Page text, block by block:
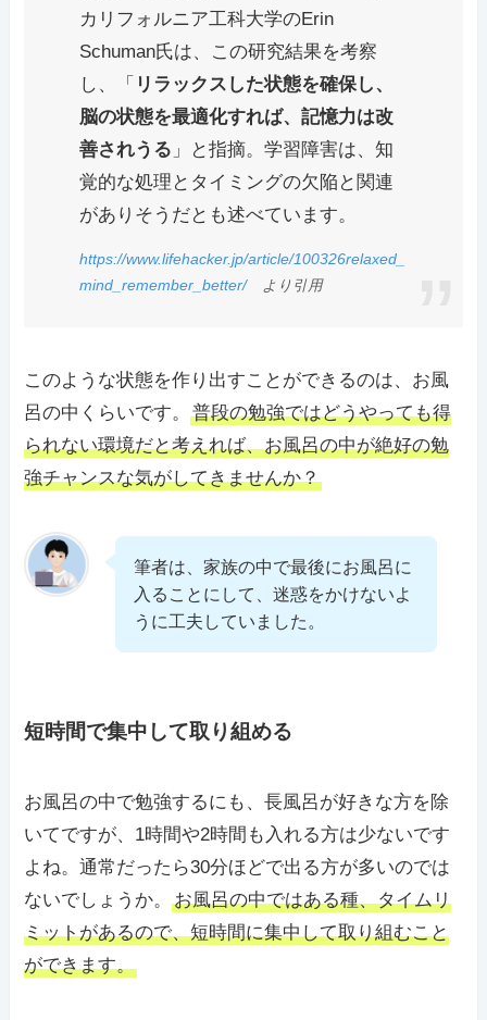
カリフォルニア工科大学のErin
Schuman氏は、この研究結果を考察
し、「 リラックスした状態を確保し、
脳の状態を最適化すれば、記憶力は改
善されうる 」と指摘。学習障害は、知
覚的な処理とタイミングの欠陥と関連
がありそうだとも述べています。
https://www.lifehacker.jp/article/100326relaxed_
mind_remember_better/より引用
このような状態を作り出すことができるのは、お風
呂の中くらいです。普段の勉強ではどうやっても得
られない環境だと考えれば、お風呂の中が絶好の勉
強チャンスな気がしてきませんか？
筆者は、家族の中で最後にお風呂に
入ることにして、迷惑をかけないよ
うに工夫していました。
短時間で集中して取り組める
お風呂の中で勉強するにも、長風呂が好きな方を除
いてですが、1時間や2時間も入れる方は少ないです
よね。通常だったら30分ほどで出る方が多いのでは
ないでしょうか。お風呂の中ではある種、タイムリ
ミットがあるので、短時間に集中して取り組むこと
ができます。